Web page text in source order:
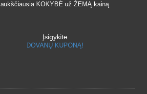
aukščiausia KOKYBĖ už ŽEMĄ kainą
Įsigykite
DOVANŲ KUPONĄ!